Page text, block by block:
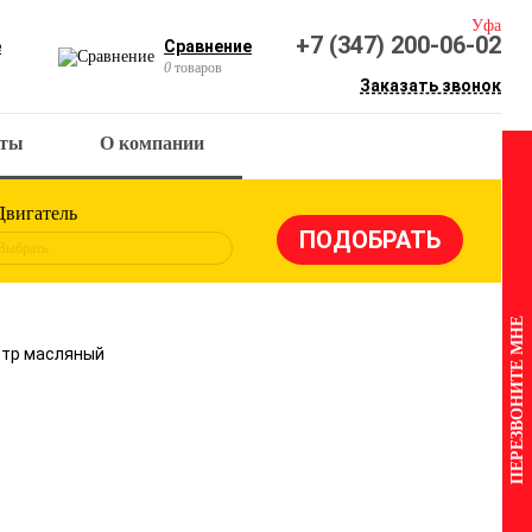
Сравнение
0 товаров
Уфа
+7 (347) 200-06-02
Заказать звонок
О компании
масляный ПЕРЕЗВОНИТЕ МНЕ